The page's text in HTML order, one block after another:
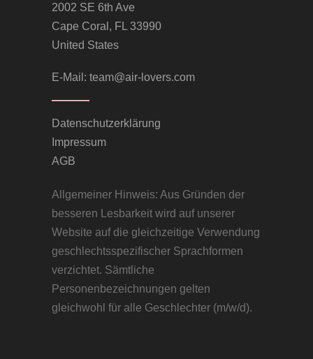
2002 SE 6th Ave
Cape Coral, FL 33990
United States
E-Mail: team@air-lovers.com
Datenschutzerklärung
Impressum
AGB
Allgemeiner Hinweis: Aus Gründen der
besseren Lesbarkeit wird auf unserer
Website auf die gleichzeitige Verwendung
geschlechtsspezifischer Sprachformen
verzichtet. Sämtliche
Personenbezeichnungen gelten
gleichwohl für alle Geschlechter (m/w/d).